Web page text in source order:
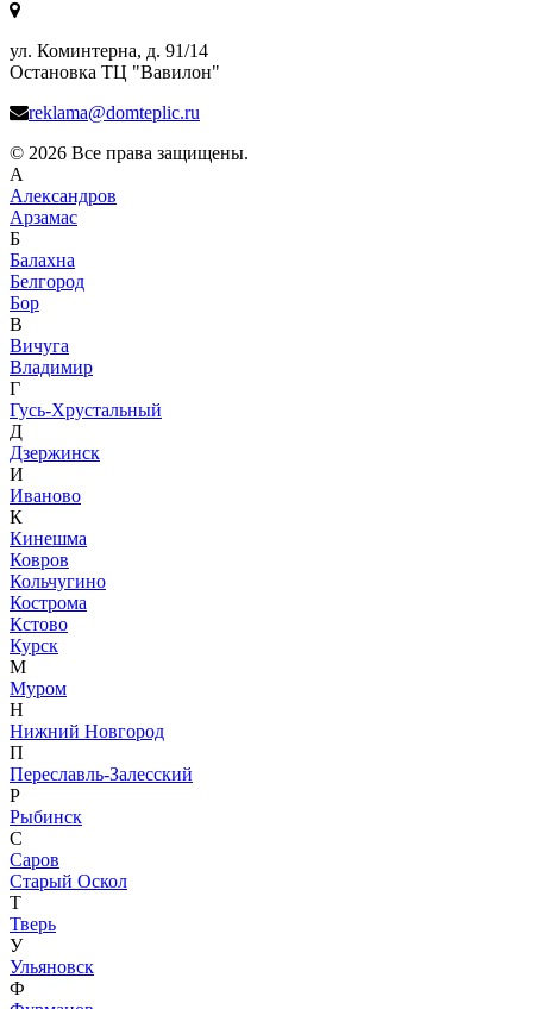
ул. Коминтерна, д. 91/14
Остановка ТЦ "Вавилон"
reklama@domteplic.ru
© 2026 Все права защищены.
А
Александров
Арзамас
Б
Балахна
Белгород
Бор
В
Вичуга
Владимир
Г
Гусь-Хрустальный
Д
Дзержинск
И
Иваново
К
Кинешма
Ковров
Кольчугино
Кострома
Кстово
Курск
М
Муром
Н
Нижний Новгород
П
Переславль-Залесский
Р
Рыбинск
С
Саров
Старый Оскол
Т
Тверь
У
Ульяновск
Ф